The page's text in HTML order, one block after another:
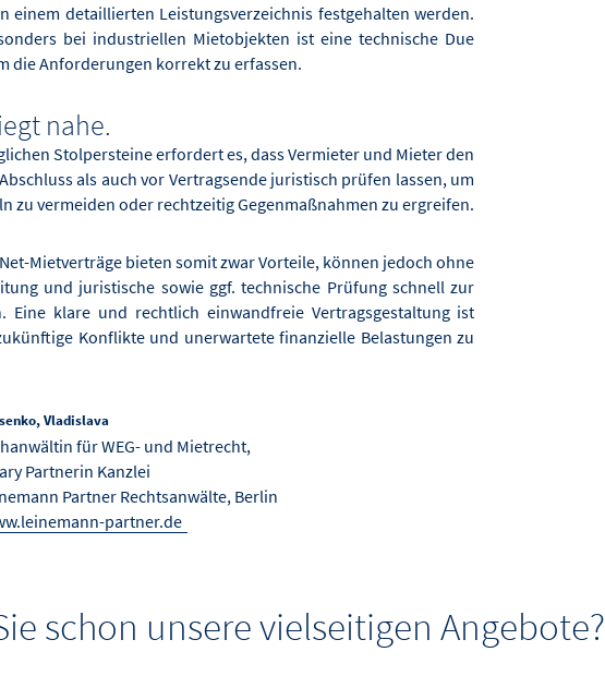
einem detaillierten Leistungsverzeichnis festgehalten werden.
bei industriellen Mietobjekten ist eine technische Due
die Anforderungen korrekt zu erfassen.
nahe.
Stolpersteine erfordert es, dass Vermieter und Mieter den
als auch vor Vertragsende juristisch prüfen lassen, um
zu vermeiden oder rechtzeitig Gegenmaßnahmen zu ergreifen.
Mietverträge bieten somit zwar Vorteile, können jedoch ohne
und juristische sowie ggf. technische Prüfung schnell zur
Eine klare und rechtlich einwandfreie Vertragsgestaltung ist
Konflikte und unerwartete finanzielle Belastungen zu
Vladislava
für WEG- und Mietrecht,
Partnerin Kanzlei
Partner Rechtsanwälte, Berlin
partner.de
schon unsere vielseitigen Angebote?